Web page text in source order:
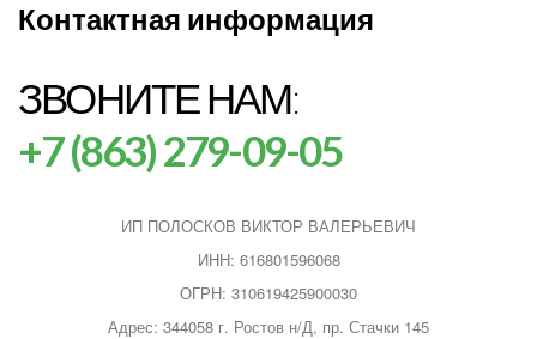
Контактная информация
ЗВОНИТЕ НАМ:
+7 (863) 279-09-05
ИП ПОЛОСКОВ ВИКТОР ВАЛЕРЬЕВИЧ
ИНН: 616801596068
ОГРН: 310619425900030
Адрес: 344058 г. Ростов н/Д, пр. Стачки 145